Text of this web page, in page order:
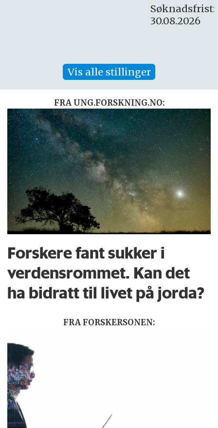
Vis alle stillinger
FRA UNG.FORSKNING.NO:
Forskere fant sukker i
verdensrommet. Kan det
ha bidratt til livet på jorda?
FRA FORSKERSONEN: